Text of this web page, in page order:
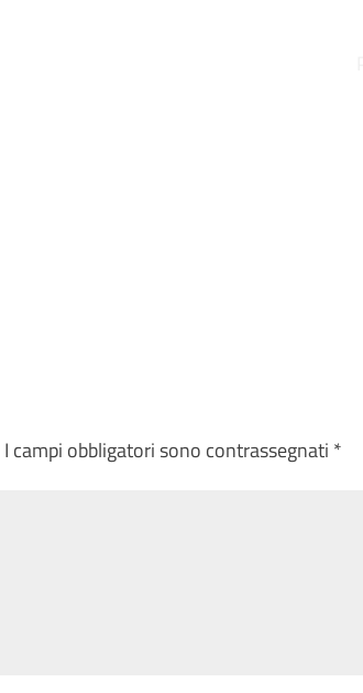
I campi obbligatori sono contrassegnati *